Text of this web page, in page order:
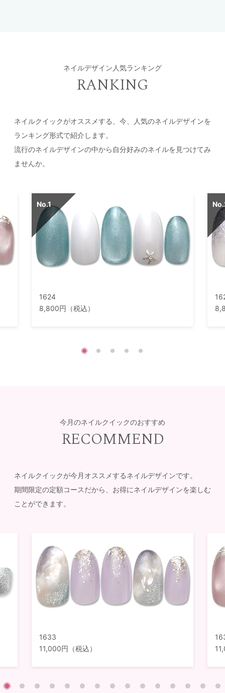
ネイルデザイン人気ランキング
RANKING
ネイルクイックがオススメする、今、人気のネイルデザインを
ランキング形式で紹介します。
流行のネイルデザインの中から自分好みのネイルを見つけてみ
ませんか。
1624
8,800円（税込）
今月のネイルクイックのおすすめ
RECOMMEND
ネイルクイックが今月オススメするネイルデザインです。
期間限定の定額コースだから、お得にネイルデザインを楽しむ
ことができます。
1633
11,000円（税込）